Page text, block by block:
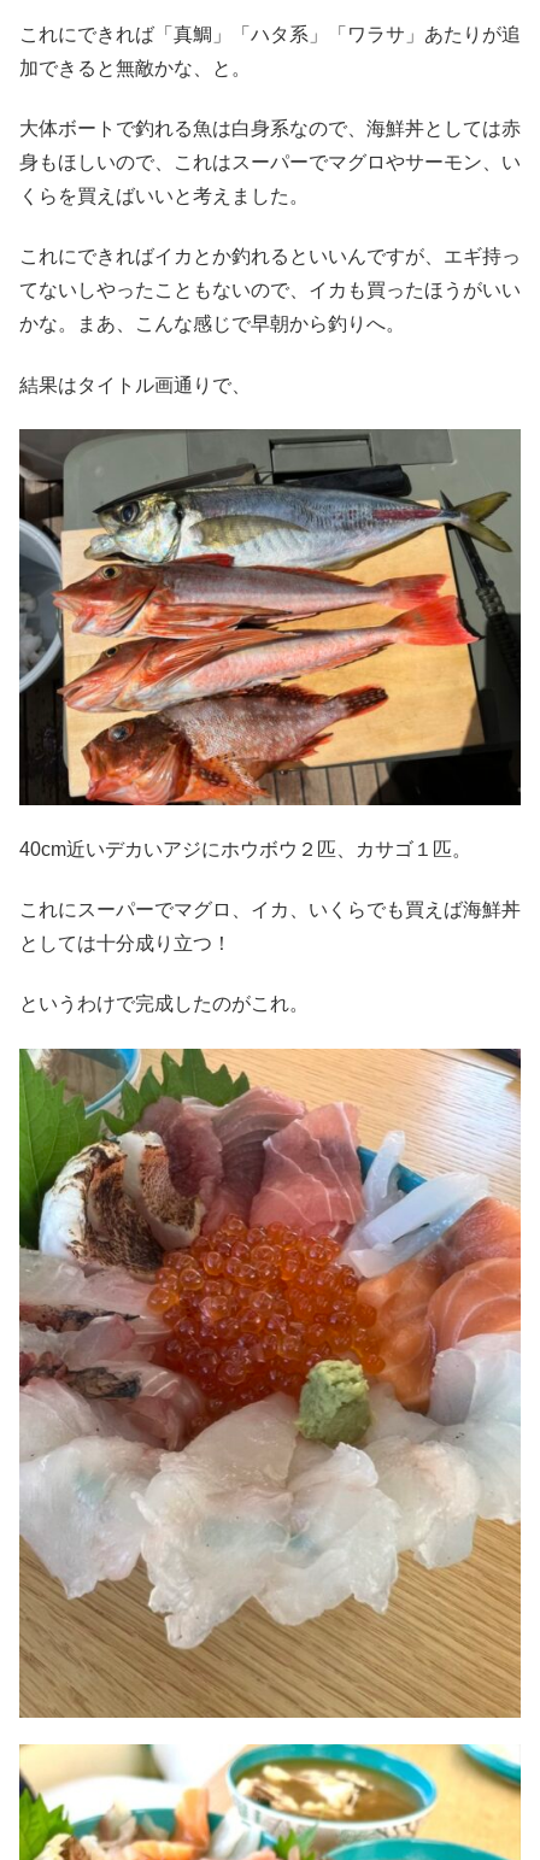
これにできれば「真鯛」「ハタ系」「ワラサ」あたりが追
加できると無敵かな、と。
大体ボートで釣れる魚は白身系なので、海鮮丼としては赤
身もほしいので、これはスーパーでマグロやサーモン、い
くらを買えばいいと考えました。
これにできればイカとか釣れるといいんですが、エギ持っ
てないしやったこともないので、イカも買ったほうがいい
かな。まあ、こんな感じで早朝から釣りへ。
結果はタイトル画通りで、
40cm近いデカいアジにホウボウ２匹、カサゴ１匹。
これにスーパーでマグロ、イカ、いくらでも買えば海鮮丼
としては十分成り立つ！
というわけで完成したのがこれ。